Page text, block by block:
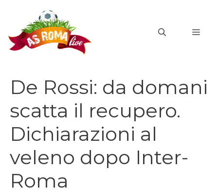
contenuto
De Rossi: da domani
scatta il recupero.
Dichiarazioni al
veleno dopo Inter-
Roma